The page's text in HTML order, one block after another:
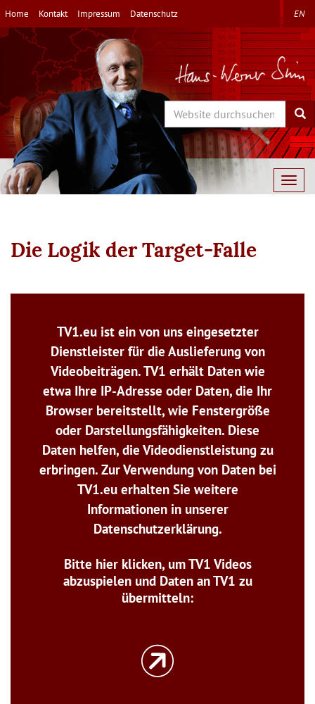
Direkt
zum
Inhalt
Home Kontakt Impressum Datenschutz EN
Search
Die Logik der Target-Falle
TV1.eu ist ein von uns eingesetzter
Dienstleister für die Auslieferung von
Videobeiträgen. TV1 erhält Daten wie
etwa Ihre IP-Adresse oder Daten, die Ihr
Browser bereitstellt, wie Fenstergröße
oder Darstellungsfähigkeiten. Diese
Daten helfen, die Videodienstleistung zu
erbringen. Zur Verwendung von Daten bei
TV1.eu erhalten Sie weitere
Informationen in unserer
Datenschutzerklärung.
Bitte hier klicken, um TV1 Videos
abzuspielen und Daten an TV1 zu
übermitteln: